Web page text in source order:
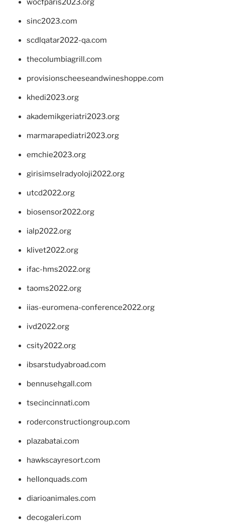
wocfparis2023.org
sinc2023.com
scdlqatar2022-qa.com
thecolumbiagrill.com
provisionscheeseandwineshoppe.com
khedi2023.org
akademikgeriatri2023.org
marmarapediatri2023.org
emchie2023.org
girisimselradyoloji2022.org
utcd2022.org
biosensor2022.org
ialp2022.org
klivet2022.org
ifac-hms2022.org
taoms2022.org
iias-euromena-conference2022.org
ivd2022.org
csity2022.org
ibsarstudyabroad.com
bennusehgall.com
tsecincinnati.com
roderconstructiongroup.com
plazabatai.com
hawkscayresort.com
hellonquads.com
diarioanimales.com
decogaleri.com